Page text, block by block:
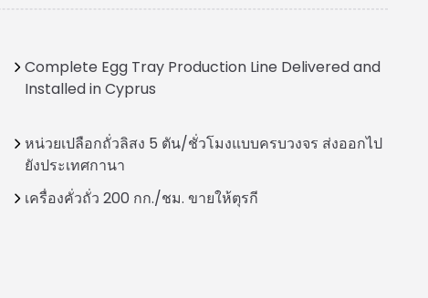
Complete Egg Tray Production Line Delivered and
Installed in Cyprus
หน่วยเปลือกถั่วลิสง 5 ตัน/ชั่วโมงแบบครบวงจร ส่งออกไป
ยังประเทศกานา
เครื่องคั่วถั่ว 200 กก./ชม. ขายให้ตุรกี
Urdu
Italian